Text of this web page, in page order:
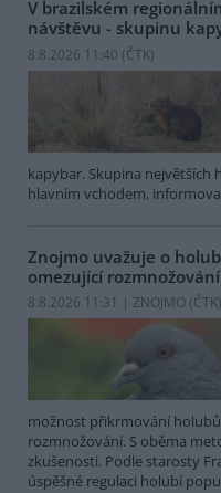
V brazilském
návštěvu - skupinu
8.8.2026 11:40 (ČTK)
kapybar. Skupina největších
hlavním vchodem,
Znojmo uvažuje o
omezující
8.8.2026 11:31 | ZNOJMO (ČTK)
možnost přikrmování
rozmnožování. S oběma
zkušenosti. Podle starosty
úspěšné regulaci holubí